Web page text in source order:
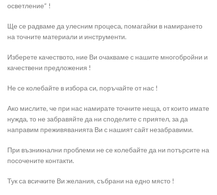
осветление“ !
Ще се радваме да улесним процеса, помагайки в намирането
на точните материали и инструменти.
Изберете качеството, ние Ви очакваме с нашите многобройни и
качествени предложения !
Не се колебайте в избора си, поръчайте от нас !
Ако мислите, че при нас намирате точните неща, от които имате
нужда, то не забравяйте да ни споделите с приятел, за да
направим преживяванията Ви с нашият сайт незабравими.
При възникнални проблеми не се колебайте да ни потърсите на
посочените контакти.
Тук са всичките Ви желания, събрани на едно място !